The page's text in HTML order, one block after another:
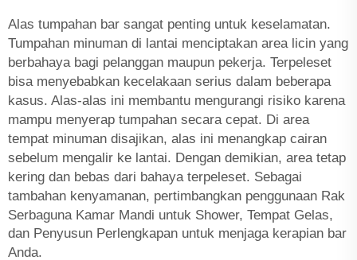
Alas tumpahan bar sangat penting untuk keselamatan.
Tumpahan minuman di lantai menciptakan area licin yang
berbahaya bagi pelanggan maupun pekerja. Terpeleset
bisa menyebabkan kecelakaan serius dalam beberapa
kasus. Alas-alas ini membantu mengurangi risiko karena
mampu menyerap tumpahan secara cepat. Di area
tempat minuman disajikan, alas ini menangkap cairan
sebelum mengalir ke lantai. Dengan demikian, area tetap
kering dan bebas dari bahaya terpeleset. Sebagai
tambahan kenyamanan, pertimbangkan penggunaan Rak
Serbaguna Kamar Mandi untuk Shower, Tempat Gelas,
dan Penyusun Perlengkapan untuk menjaga kerapian bar
Anda.